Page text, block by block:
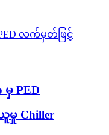
မှ PED
Chiller